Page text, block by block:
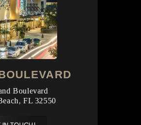
Boulevard
FL 32550